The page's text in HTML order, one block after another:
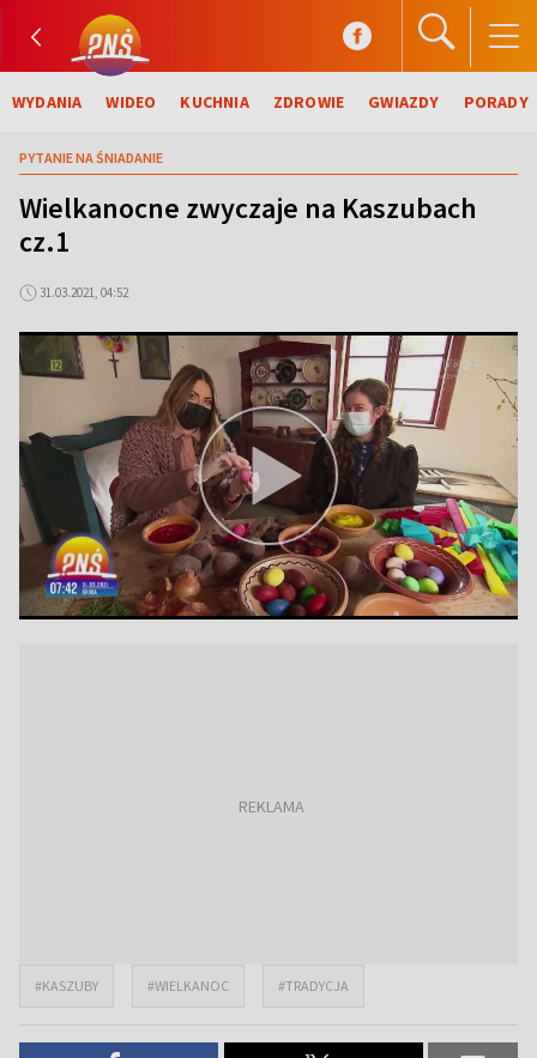
WYDANIA WIDEO KUCHNIA ZDROWIE GWIAZDY PORADY
PYTANIE NA ŚNIADANIE
Wielkanocne zwyczaje na Kaszubach
cz.1
31.03.2021, 04:52
#KASZUBY #WIELKANOC #TRADYCJA